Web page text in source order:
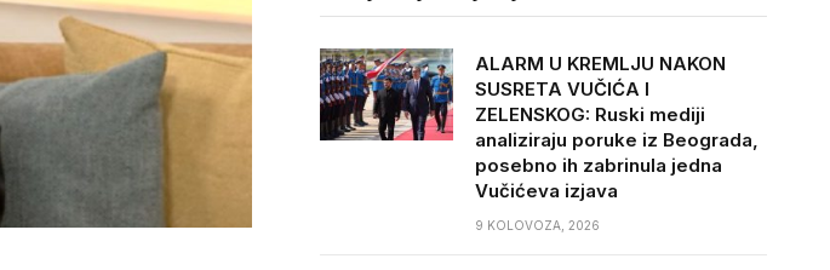
ALARM U KREMLJU NAKON
SUSRETA VUČIĆA I
ZELENSKOG: Ruski mediji
analiziraju poruke iz Beograda,
posebno ih zabrinula jedna
Vučićeva izjava
9 KOLOVOZA, 2026